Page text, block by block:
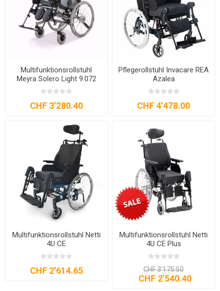
Multifunktionsrollstuhl
Meyra Solero Light 9.072
CHF 3’280.40
Pflegerollstuhl Invacare REA
Azalea
CHF 4’478.00
Multifunktionsrollstuhl Netti
4U CE
CHF 2’614.65
Multifunktionsrollstuhl Netti
4U CE Plus
CHF 3’175.50
CHF 2’540.40